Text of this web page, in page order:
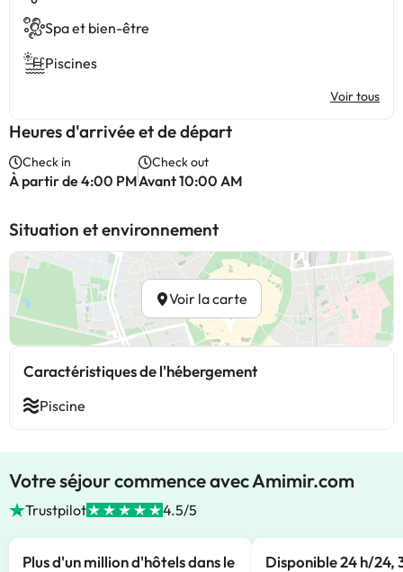
Spa et bien-être
Piscines
Voir tous
Heures d'arrivée et de départ
Check in
À partir de 4:00 PM
Check out
Avant 10:00 AM
Situation et environnement
Voir la carte
Caractéristiques de l'hébergement
Piscine
Votre séjour commence avec Amimir.com
Trustpilot 4.5/5
Plus d'un million d'hôtels dans le
Disponible 24 h/24,